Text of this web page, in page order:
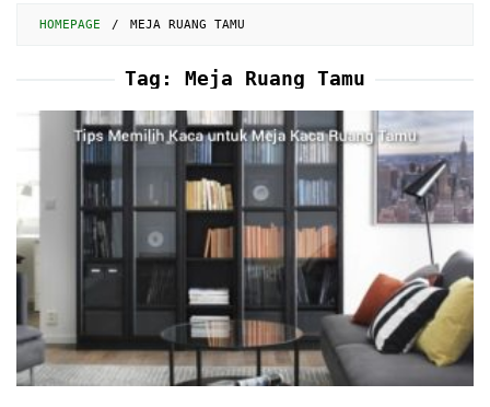
HOMEPAGE / MEJA RUANG TAMU
Tag: Meja Ruang Tamu